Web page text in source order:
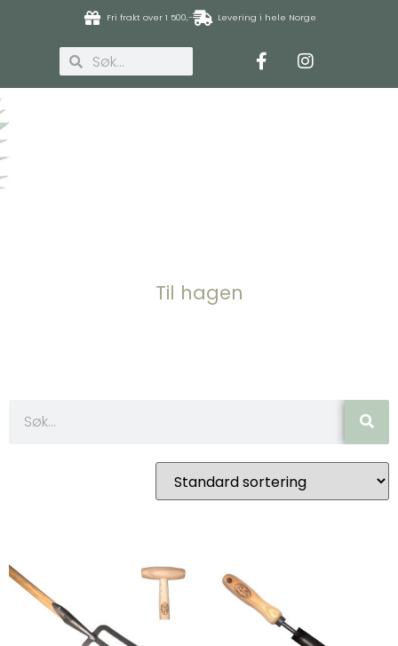
Fri frakt over 1 500,- Levering i hele Norge
Til hagen